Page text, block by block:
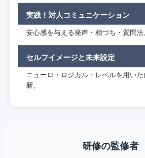
実践！対人コミュニケーション
安心感を与える発声・相づち・質問法
セルフイメージと未来設定
ニューロ・ロジカル・レベルを用い
新。
研修の監修者